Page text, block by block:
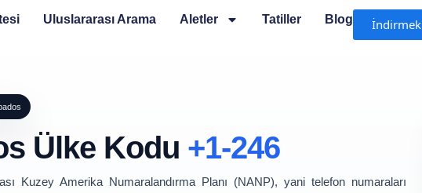
Uluslararası Arama Aletler Tatiller Blog İndirmek
Ülke Kodu +1-246
Kuzey Amerika Numaralandırma Planı (NANP), yani telefon numaraları